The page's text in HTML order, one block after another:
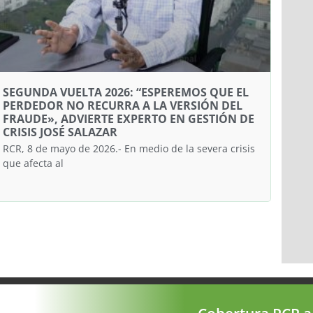
SEGUNDA VUELTA 2026: “ESPEREMOS QUE EL
PERDEDOR NO RECURRA A LA VERSIÓN DEL
FRAUDE», ADVIERTE EXPERTO EN GESTIÓN DE
CRISIS JOSÉ SALAZAR
RCR, 8 de mayo de 2026.- En medio de la severa crisis
que afecta al